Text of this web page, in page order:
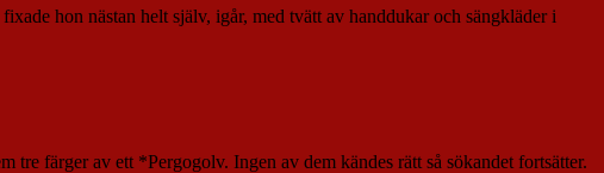
hon nästan helt själv, igår, med tvätt av handdukar och sängkläder i
färger av ett *Pergogolv. Ingen av dem kändes rätt så sökandet fortsätter.